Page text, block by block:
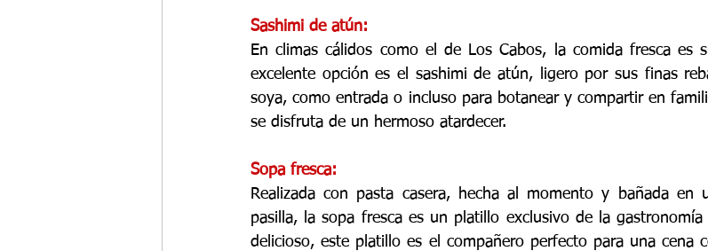
Sashimi de atún:
En climas cálidos como el de Los Cabos, la comida fresca es
excelente opción es el sashimi de atún, ligero por sus finas
soya, como entrada o incluso para botanear y compartir en
se disfruta de un hermoso atardecer.
Sopa fresca:
Realizada con pasta casera, hecha al momento y bañada
pasilla, la sopa fresca es un platillo exclusivo de la
delicioso, este platillo es el compañero perfecto para una cena